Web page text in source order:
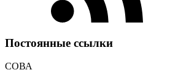
Постоянные ссылки
СОВА